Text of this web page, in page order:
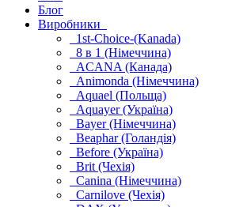
Блог
Виробники
1st-Choice-(Kanada)
8 в 1 (Німеччина)
ACANA (Канада)
Animonda (Німеччина)
Aquael (Польща)
Aquayer (Україна)
Bayer (Німеччина)
Beaphar (Голандія)
Before (Україна)
Brit (Чехія)
Canina (Німеччина)
Carnilove (Чехія)